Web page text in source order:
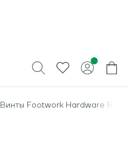
Винты Footwork Hardware